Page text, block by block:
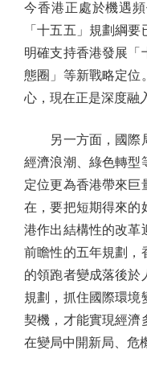
今香港正處於機遇
「十五五」規劃綱
明確支持香港發展「
態圈」等新戰略定位
心，現在正是深度融
另一方面，國際局
經濟浪潮、綠色轉型
定位更為香港帶來巨
在，要把短期得來的
港作出結構性的改革
前瞻性的五年規劃，
的領跑者變成落後於
規劃，抓住國際環境
契機，才能實現經濟
在變局中開新局、危